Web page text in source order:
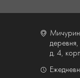
деревня,
д. 4,